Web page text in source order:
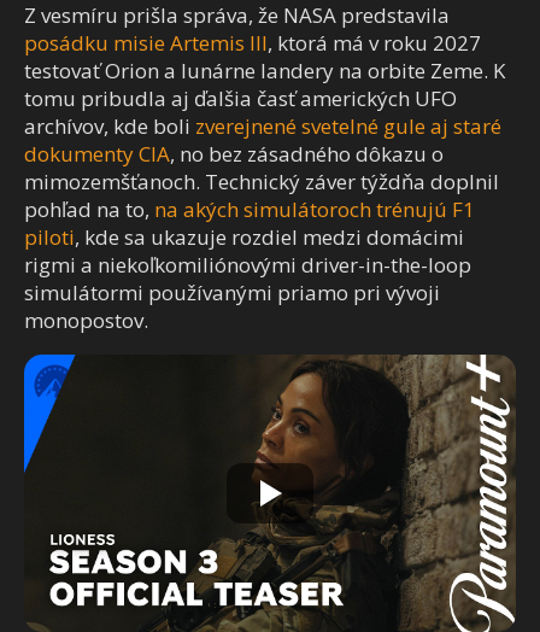
Z vesmíru prišla správa, že NASA predstavila
posádku misie Artemis III, ktorá má v roku 2027
testovať Orion a lunárne landery na orbite Zeme. K
tomu pribudla aj ďalšia časť amerických UFO
archívov, kde boli zverejnené svetelné gule aj staré
dokumenty CIA, no bez zásadného dôkazu o
mimozemšťanoch. Technický záver týždňa doplnil
pohľad na to, na akých simulátoroch trénujú F1
piloti, kde sa ukazuje rozdiel medzi domácimi
rigmi a niekoľkomiliónovými driver-in-the-loop
simulátormi používanými priamo pri vývoji
monopostov.